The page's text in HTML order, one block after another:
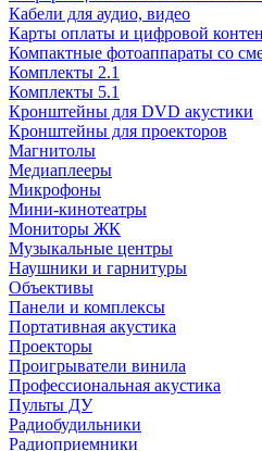
Кабели для аудио, видео
Карты оплаты и цифровой
Компактные фотоаппараты со
Комплекты 2.1
Комплекты 5.1
Кронштейны для DVD акустики
Кронштейны для проекторов
Магнитолы
Медиаплееры
Микрофоны
Мини-кинотеатры
Мониторы ЖК
Музыкальные центры
Наушники и гарнитуры
Объективы
Панели и комплексы
Портативная акустика
Проекторы
Проигрыватели винила
Профессиональная акустика
Пульты ДУ
Радиобудильники
Радиоприемники